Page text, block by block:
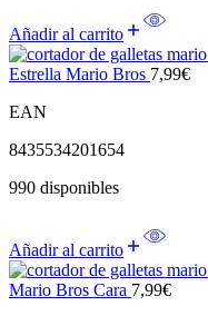
Añadir al carrito
Estrella Mario Bros 7,99€
EAN
8435534201654
990 disponibles
Añadir al carrito
Mario Bros Cara 7,99€